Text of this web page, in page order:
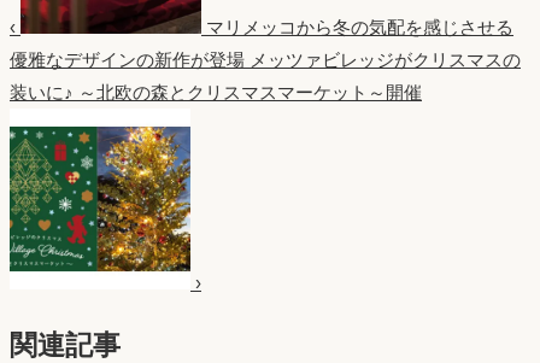
‹
マリメッコから冬の気配を感じさせる
優雅なデザインの新作が登場 メッツァビレッジがクリスマスの
装いに♪ ～北欧の森とクリスマスマーケット～開催
›
関連記事